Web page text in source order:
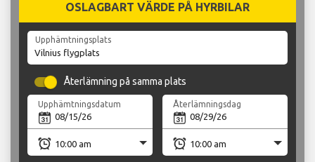
OSLAGBART VÄRDE PÅ HYRBILAR
Upphämtningsplats
Återlämning på samma plats
Upphämtningsdatum Återlämningsdag